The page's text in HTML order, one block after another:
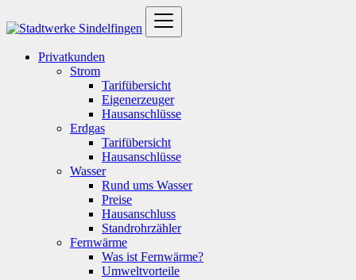
Privatkunden
Strom
Tarifübersicht
Eigenerzeuger
Hausanschlüsse
Erdgas
Tarifübersicht
Hausanschlüsse
Wasser
Rund ums Wasser
Preise
Hausanschluss
Standrohrzähler
Fernwärme
Was ist Fernwärme?
Umweltvorteile